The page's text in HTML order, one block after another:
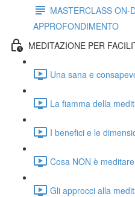
MASTERCLASS ON-
APPROFONDIMENTO
MEDITAZIONE PER
Una sana e
La fiamma della
I benefici e le
Cosa NON è
Gli approcci alla